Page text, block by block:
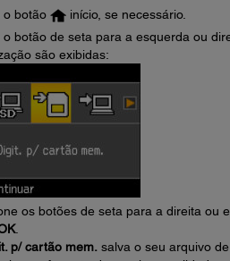
o botão
início, se necessário.
o botão de seta para a esquerda ou
são exibidas:
os botões de seta para a direita ou
.
p/ cartão mem. salva o seu arquivo